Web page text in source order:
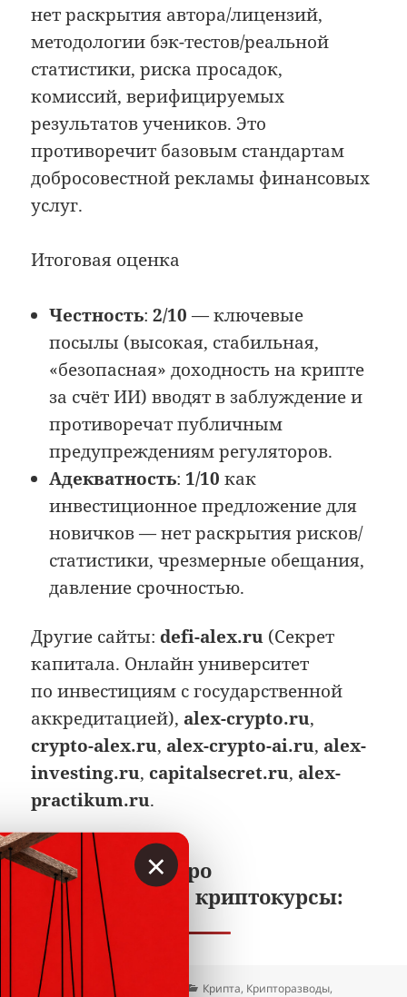
нет раскрытия автора/лицензий,
методологии бэк-тестов/реальной
статистики, риска просадок,
комиссий, верифицируемых
результатов учеников. Это
противоречит базовым стандартам
добросовестной рекламы финансовых
услуг.
Итоговая оценка
Честность:2/10 — ключевые
посылы (высокая, стабильная,
«безопасная» доходность на крипте
за счёт ИИ) вводят в заблуждение и
противоречат публичным
предупреждениям регуляторов.
Адекватность: 1/10 как
инвестиционное предложение для
новичков — нет раскрытия рисков/
статистики, чрезмерные обещания,
давление срочностью.
Другие сайты: defi-alex.ru (Секрет
капитала. Онлайн университет
по инвестициям с государственной
аккредитацией), alex-crypto.ru,
crypto-alex.ru, alex-crypto-ai.ru, alex-
investing.ru, capitalsecret.ru, alex-
practikum.ru.
Читайте ещё про
сомнительные криптокурсы:
Опубликовано
04.11.2025 Рубрики
Крипта, Крипторазводы,
×